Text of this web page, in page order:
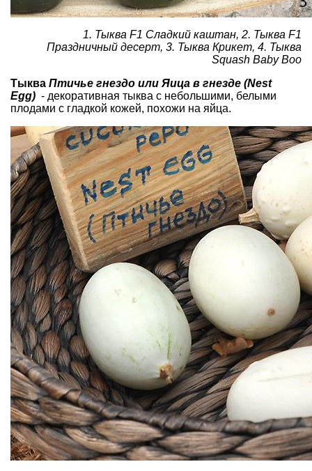
1. Тыква F1 Сладкий каштан, 2. Тыква F1
Праздничный десерт, 3. Тыква Крикет, 4. Тыква
Squash Baby Boo
Тыква Птичье гнездо или Яица в гнезде (Nest
Egg) - декоративная тыква с небольшими, белыми
плодами с гладкой кожей, похожи на яйца.